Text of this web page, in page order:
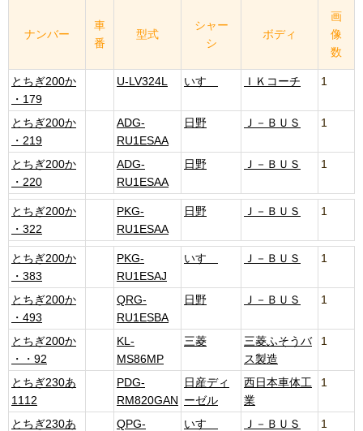
ナンバー
車
番
型式
シャー
シ
ボディ
画
像
数
とちぎ200か
・179
U-LV324L いすゞ ＩＫコーチ 1
とちぎ200か
・219
ADG-
RU1ESAA
日野 Ｊ－ＢＵＳ 1
とちぎ200か
・220
ADG-
RU1ESAA
日野 Ｊ－ＢＵＳ 1
とちぎ200か
・322
PKG-
RU1ESAA
日野 Ｊ－ＢＵＳ 1
とちぎ200か
・383
PKG-
RU1ESAJ
いすゞ Ｊ－ＢＵＳ 1
とちぎ200か
・493
QRG-
RU1ESBA
日野 Ｊ－ＢＵＳ 1
とちぎ200か
・・92
KL-
MS86MP
三菱
三菱ふそうバ
ス製造
1
とちぎ230あ
1112
PDG-
RM820GAN
日産ディ
ーゼル
西日本車体工
業
1
とちぎ230あ
QPG-
いすゞ Ｊ－ＢＵＳ 1